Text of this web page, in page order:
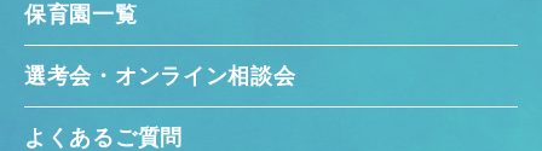
保育園一覧
選考会・オンライン相談会
よくあるご質問